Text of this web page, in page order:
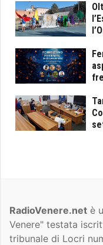
RadioVenere.net è
Venere" testata
tribunale di Locri